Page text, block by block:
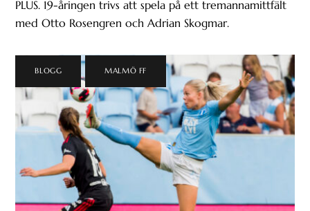
PLUS. 19-åringen trivs att spela på ett tremannamittfält
med Otto Rosengren och Adrian Skogmar.
BLOGG MALMÖ FF